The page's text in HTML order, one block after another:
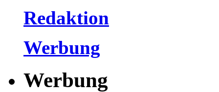
Redaktion
Werbung
Werbung